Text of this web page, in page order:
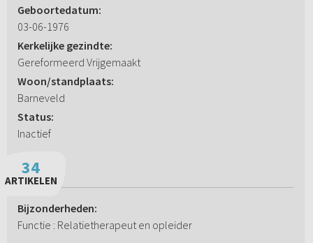
Geboortedatum:
03-06-1976
Kerkelijke gezindte:
Gereformeerd Vrijgemaakt
Woon/standplaats:
Barneveld
Status:
Inactief
34
ARTIKELEN
Bijzonderheden:
Functie : Relatietherapeut en opleider